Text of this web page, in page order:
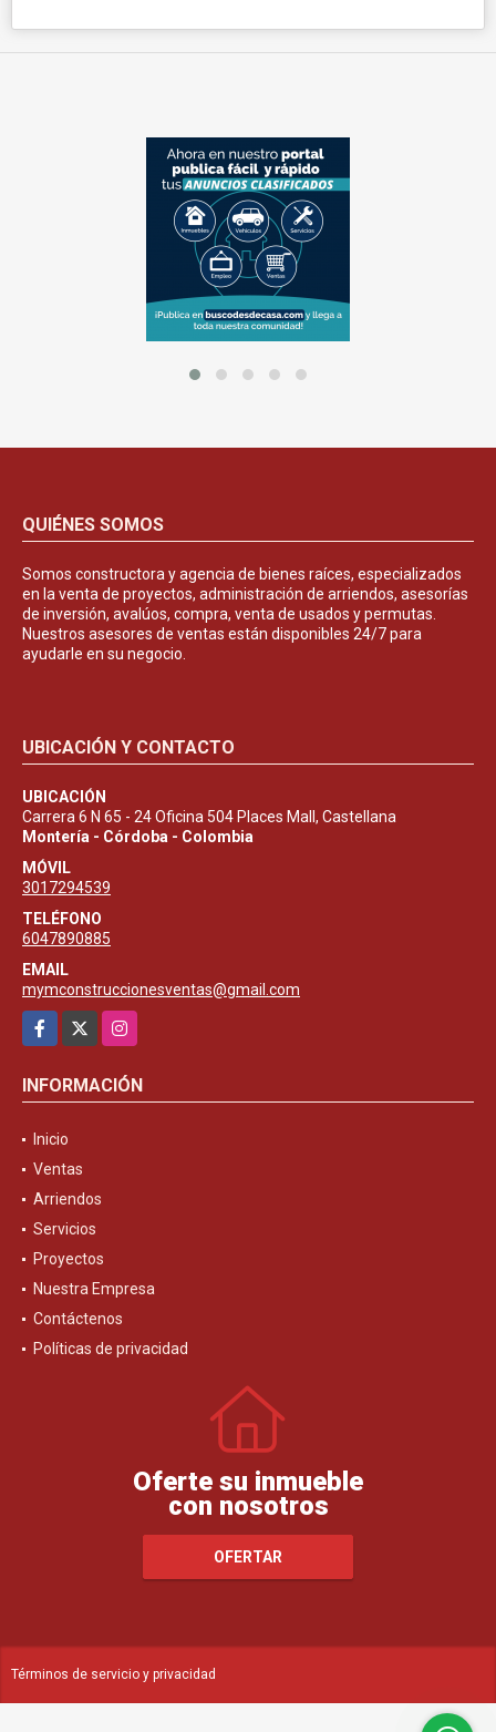
QUIÉNES SOMOS
Somos constructora y agencia de bienes raíces, especializados
en la venta de proyectos, administración de arriendos, asesorías
de inversión, avalúos, compra, venta de usados y permutas.
Nuestros asesores de ventas están disponibles 24/7 para
ayudarle en su negocio.
UBICACIÓN Y CONTACTO
UBICACIÓN
Carrera 6 N 65 - 24 Oficina 504 Places Mall, Castellana
Montería - Córdoba - Colombia
MÓVIL
3017294539
TELÉFONO
6047890885
EMAIL
mymconstruccionesventas@gmail.com
Facebook
Instagram
INFORMACIÓN
Inicio
Ventas
Arriendos
Servicios
Proyectos
Nuestra Empresa
Contáctenos
Políticas de privacidad
Oferte su inmueble
con nosotros
OFERTAR
Términos de servicio y privacidad